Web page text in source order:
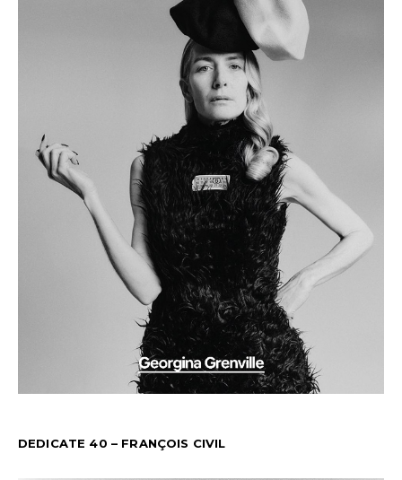
DEDICATE 40 – FRANÇOIS CIVIL